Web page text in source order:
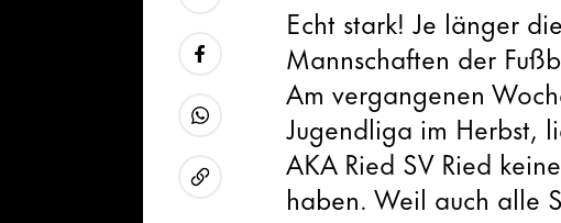
URL kopieren
Echt stark! Je länger
Mannschaften der
Am vergangenen
Jugendliga im Herbst,
AKA Ried SV Ried
haben. Weil auch alle